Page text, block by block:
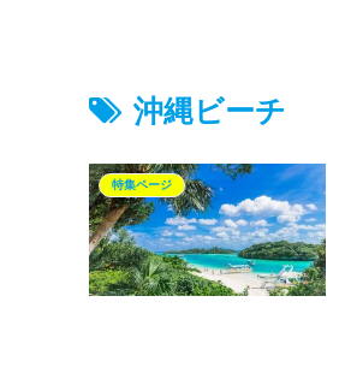
沖縄ビーチ
特集ページ